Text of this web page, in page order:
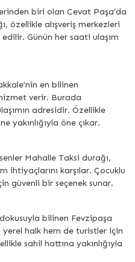
biri olan Cevat Paşa’da
özellikle alışveriş merkezleri
Günün her saati ulaşım
en bilinen
verir. Burada
adresidir. Özellikle
yakınlığıyla öne çıkar.
Mahalle Taksi durağı,
ihtiyaçlarını karşılar. Çocuklu
güvenli bir seçenek sunar.
bilinen Fevzipaşa
yerel halk hem de turistler için
sahil hattına yakınlığıyla